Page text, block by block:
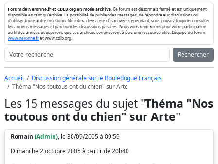
Forum de Neronne.fr et CDLB.org en mode archive . Ce forum est désormais fermé et est uniquement
disponible en tant qu'archive. La possibilité de publier des messages, de répondre aux discussions ou
d'utiliser toute autre fonctionnalité interactive a été désactivée. Cependant, vous pouvez toujours consulter
les anciens messages et parcourir les discussions passées. Nous vous remercions pour votre participation
au fil des années et espérons que ces archives continueront à être une ressource utile. L'équipe du forum
www.neronne.fret www.cdlb.org.
Rechercher
Accueil
Discussion générale sur le Bouledogue Français
Théma "Nos toutous ont du chien" sur Arte
Les 15 messages du sujet "Théma "Nos
toutous ont du chien" sur Arte"
Romain (Admin), le 30/09/2005 à 09:59
Dimanche 2 octobre 2005 à partir de 20h40